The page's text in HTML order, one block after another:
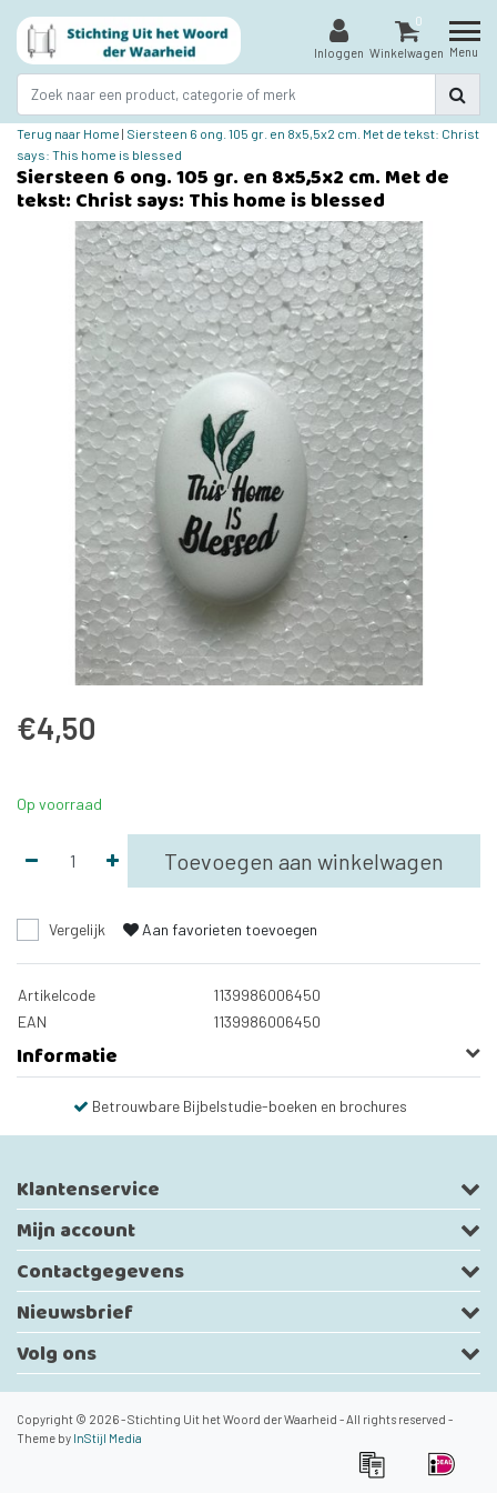
Inloggen
0
Winkelwagen Menu
Terug naar Home | Siersteen 6 ong. 105 gr. en 8x5,5x2 cm. Met de tekst: Christ
says: This home is blessed
Siersteen 6 ong. 105 gr. en 8x5,5x2 cm. Met de
tekst: Christ says: This home is blessed
€4,50
Op voorraad
Toevoegen aan winkelwagen
Vergelijk Aan favorieten toevoegen
Artikelcode
1139986006450
EAN
1139986006450
Informatie
Betrouwbare Bijbelstudie-boeken en brochures
Klantenservice
Mijn account
Contactgegevens
Nieuwsbrief
Volg ons
Copyright © 2026 - Stichting Uit het Woord der Waarheid - All rights reserved -
Theme by InStijl Media